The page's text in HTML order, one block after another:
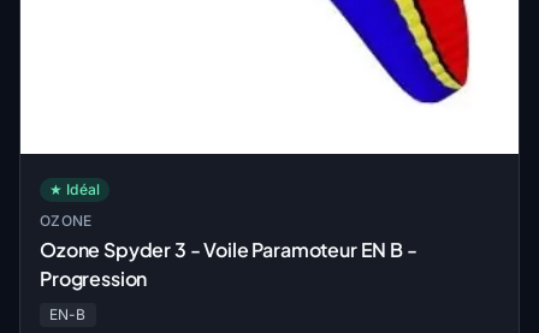
★ Idéal
OZONE
Ozone Spyder 3 - Voile Paramoteur EN B -
Progression
EN-B